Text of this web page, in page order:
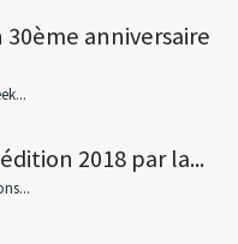
anniversaire
2018 par la...